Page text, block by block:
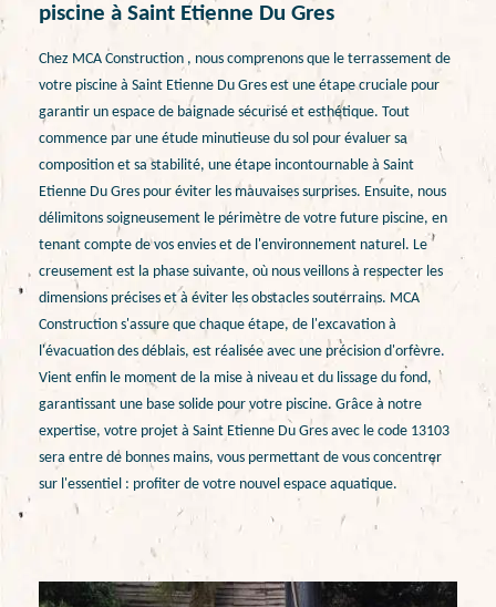
piscine à Saint Etienne Du Gres
Chez MCA Construction , nous comprenons que le terrassement de
votre piscine à Saint Etienne Du Gres est une étape cruciale pour
garantir un espace de baignade sécurisé et esthétique. Tout
commence par une étude minutieuse du sol pour évaluer sa
composition et sa stabilité, une étape incontournable à Saint
Etienne Du Gres pour éviter les mauvaises surprises. Ensuite, nous
délimitons soigneusement le périmètre de votre future piscine, en
tenant compte de vos envies et de l'environnement naturel. Le
creusement est la phase suivante, où nous veillons à respecter les
dimensions précises et à éviter les obstacles souterrains. MCA
Construction s'assure que chaque étape, de l'excavation à
l'évacuation des déblais, est réalisée avec une précision d'orfèvre.
Vient enfin le moment de la mise à niveau et du lissage du fond,
garantissant une base solide pour votre piscine. Grâce à notre
expertise, votre projet à Saint Etienne Du Gres avec le code 13103
sera entre de bonnes mains, vous permettant de vous concentrer
sur l'essentiel : profiter de votre nouvel espace aquatique.